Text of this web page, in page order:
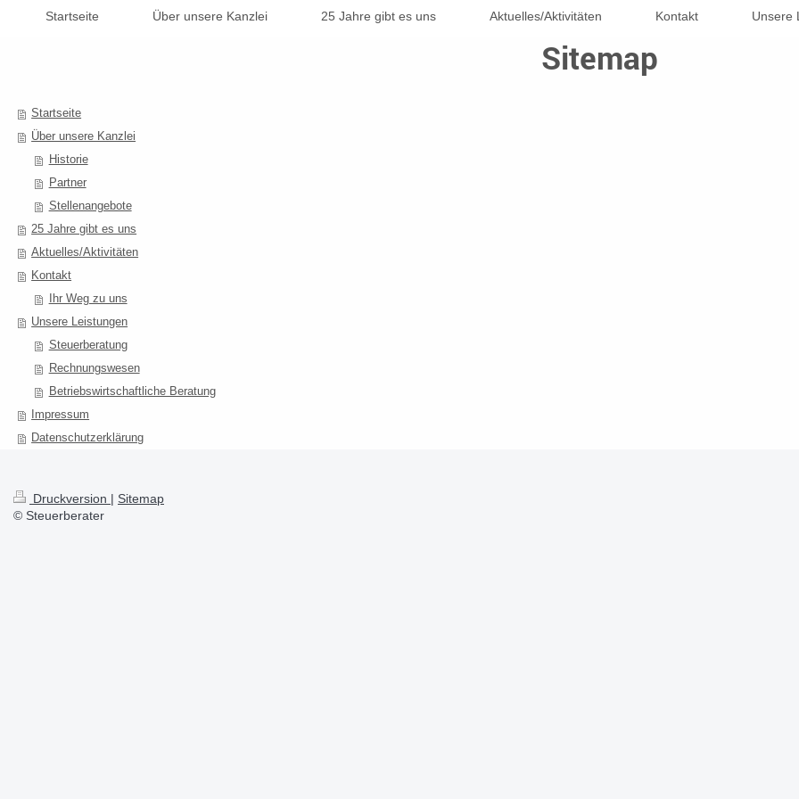
Startseite Über unsere Kanzlei 25 Jahre gibt es uns Aktuelles/Aktivitäten Kontakt Unsere
Sitemap
Startseite
Über unsere Kanzlei
Historie
Partner
Stellenangebote
25 Jahre gibt es uns
Aktuelles/Aktivitäten
Kontakt
Ihr Weg zu uns
Unsere Leistungen
Steuerberatung
Rechnungswesen
Betriebswirtschaftliche Beratung
Impressum
Datenschutzerklärung
Druckversion | Sitemap
© Steuerberater